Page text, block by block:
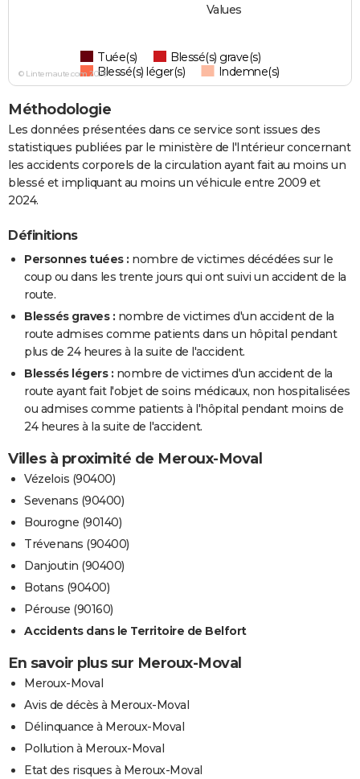
Values
Tuée(s)
Blessé(s) grave(s)
Blessé(s) léger(s)
Indemne(s)
© Linternaute.com 2026
Méthodologie
Les données présentées dans ce service sont issues des
statistiques publiées par le ministère de l'Intérieur concernant
les accidents corporels de la circulation ayant fait au moins un
blessé et impliquant au moins un véhicule entre 2009 et
2024.
Définitions
Personnes tuées : nombre de victimes décédées sur le
coup ou dans les trente jours qui ont suivi un accident de la
route.
Blessés graves : nombre de victimes d'un accident de la
route admises comme patients dans un hôpital pendant
plus de 24 heures à la suite de l'accident.
Blessés légers : nombre de victimes d'un accident de la
route ayant fait l'objet de soins médicaux, non hospitalisées
ou admises comme patients à l'hôpital pendant moins de
24 heures à la suite de l'accident.
Villes à proximité de Meroux-Moval
Vézelois (90400)
Sevenans (90400)
Bourogne (90140)
Trévenans (90400)
Danjoutin (90400)
Botans (90400)
Pérouse (90160)
Accidents dans le Territoire de Belfort
En savoir plus sur Meroux-Moval
Meroux-Moval
Avis de décès à Meroux-Moval
Délinquance à Meroux-Moval
Pollution à Meroux-Moval
Etat des risques à Meroux-Moval